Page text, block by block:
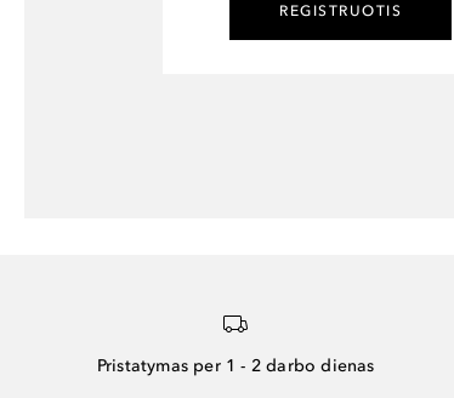
REGISTRUOTIS
Pristatymas per 1 - 2 darbo dienas